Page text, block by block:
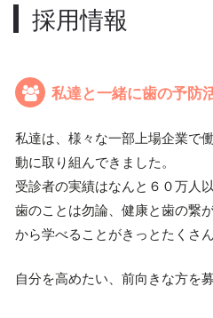
採用情報
私達と一緒に歯の予防
私達は、様々な一部上場企業で
動に取り組んできました。
受診者の実績はなんと６０万人
歯のことは勿論、健康と歯の繋
から学べることがきっとたくさん
自分を高めたい、前向きな方を